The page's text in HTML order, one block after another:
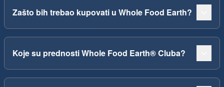
Zašto bih trebao kupovati u Whole Food Earth?
Koje su prednosti Whole Food Earth® Cluba?